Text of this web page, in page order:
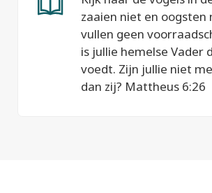
zaaien niet en oogsten
vullen geen
is jullie hemelse Vader
voedt. Zijn jullie niet
dan zij? Mattheus 6:26